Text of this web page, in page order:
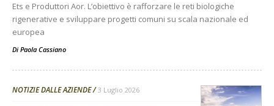
Ets e Produttori Aor. L’obiettivo è rafforzare le reti biologiche
rigenerative e sviluppare progetti comuni su scala nazionale ed
europea
Di Paola Cassiano
NOTIZIE DALLE AZIENDE 3 Luglio 2026